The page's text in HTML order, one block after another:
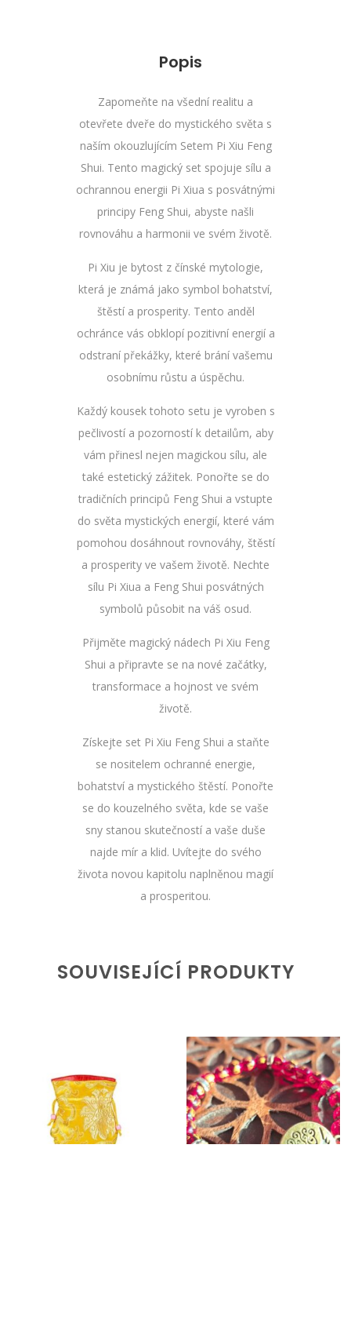
Popis
Zapomeňte na všední realitu a
otevřete dveře do mystického světa s
naším okouzlujícím Setem Pi Xiu Feng
Shui. Tento magický set spojuje sílu a
ochrannou energii Pi Xiua s posvátnými
principy Feng Shui, abyste našli
rovnováhu a harmonii ve svém životě.
Pi Xiu je bytost z čínské mytologie,
která je známá jako symbol bohatství,
štěstí a prosperity. Tento anděl
ochránce vás obklopí pozitivní energií a
odstraní překážky, které brání vašemu
osobnímu růstu a úspěchu.
Každý kousek tohoto setu je vyroben s
pečlivostí a pozorností k detailům, aby
vám přinesl nejen magickou sílu, ale
také estetický zážitek. Ponořte se do
tradičních principů Feng Shui a vstupte
do světa mystických energií, které vám
pomohou dosáhnout rovnováhy, štěstí
a prosperity ve vašem životě. Nechte
sílu Pi Xiua a Feng Shui posvátných
symbolů působit na váš osud.
Přijměte magický nádech Pi Xiu Feng
Shui a připravte se na nové začátky,
transformace a hojnost ve svém
životě.
Získejte set Pi Xiu Feng Shui a staňte
se nositelem ochranné energie,
bohatství a mystického štěstí. Ponořte
se do kouzelného světa, kde se vaše
sny stanou skutečností a vaše duše
najde mír a klid. Uvítejte do svého
života novou kapitolu naplněnou magií
a prosperitou.
SOUVISEJÍCÍ PRODUKTY